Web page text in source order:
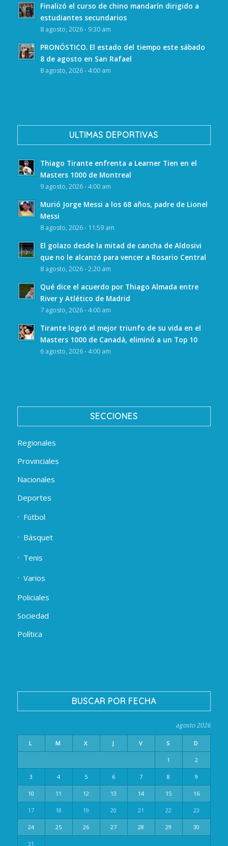
Finalizó el curso de chino mandarín dirigido a
estudiantes secundarios
8 agosto, 2026 - 9:30 am
PRONÓSTICO. El estado del tiempo este sábado
8 de agosto en San Rafael
8 agosto, 2026 - 4:00 am
ULTIMAS DEPORTIVAS
Thiago Tirante enfrenta a Learner Tien en el
Masters 1000 de Montreal
9 agosto, 2026 - 4:00 am
Murió Jorge Messi a los 68 años, padre de Lionel
Messi
8 agosto, 2026 - 11:59 am
El golazo desde la mitad de cancha de Aldosivi
que no le alcanzó para vencer a Rosario Central
8 agosto, 2026 - 2:20 am
Qué dice el acuerdo por Thiago Almada entre
River y Atlético de Madrid
7 agosto, 2026 - 4:00 am
Tirante logró el mejor triunfo de su vida en el
Masters 1000 de Canadá, eliminó a un Top 10
6 agosto, 2026 - 4:00 am
SECCIONES
Regionales
Provinciales
Nacionales
Deportes
Fútbol
Básquet
Tenis
Varios
Policiales
Sociedad
Política
BUSCAR POR FECHA
agosto 2026
L M X J V S D
1 2
3 4 5 6 7 8 9
10 11 12 13 14 15 16
17 18 19 20 21 22 23
24 25 26 27 28 29 30
31